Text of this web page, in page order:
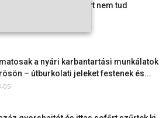
Európa felett? Ezért nem tud
a kontinens a...
a nyári karbantartási munkálatok
– útburkolati jeleket festenek és...
05